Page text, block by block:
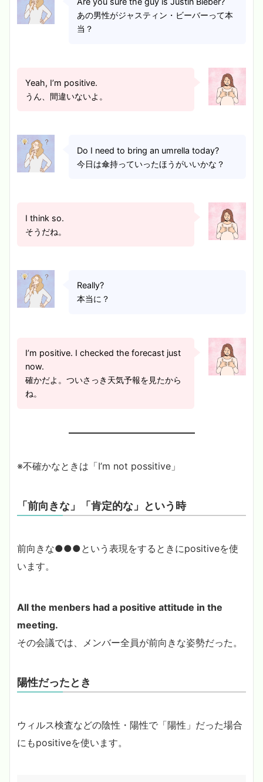
あの男性がジャスティン・ビーバーって本
当？
Yeah, I’m positive.
うん、間違いないよ。
Do I need to bring an umrella today?
今日は傘持っていったほうがいいかな？
I think so.
そうだね。
Really?
本当に？
I’m positive. I checked the forecast just
now.
確かだよ。ついさっき天気予報を見たから
ね。
※不確かなときは「I’m not possitive」
「前向きな」「肯定的な」という時
前向きな●●●という表現をするときにpositiveを使
います。
All the menbers had a positive attitude in the
meeting.
その会議では、メンバー全員が前向きな姿勢だった。
陽性だったとき
ウィルス検査などの陰性・陽性で「陽性」だった場合
にもpositiveを使います。